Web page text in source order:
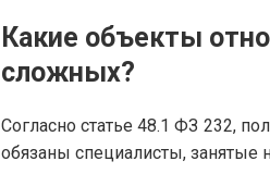
Какие объекты
сложных?
Согласно статье 48.1 ФЗ 232,
обязаны специалисты, занятые